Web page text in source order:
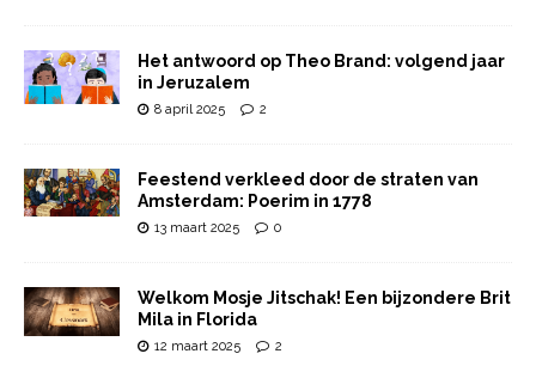
Het antwoord op Theo Brand: volgend jaar
in Jeruzalem
8 april 2025 2
Feestend verkleed door de straten van
Amsterdam: Poerim in 1778
13 maart 2025 0
Welkom Mosje Jitschak! Een bijzondere Brit
Mila in Florida
12 maart 2025 2